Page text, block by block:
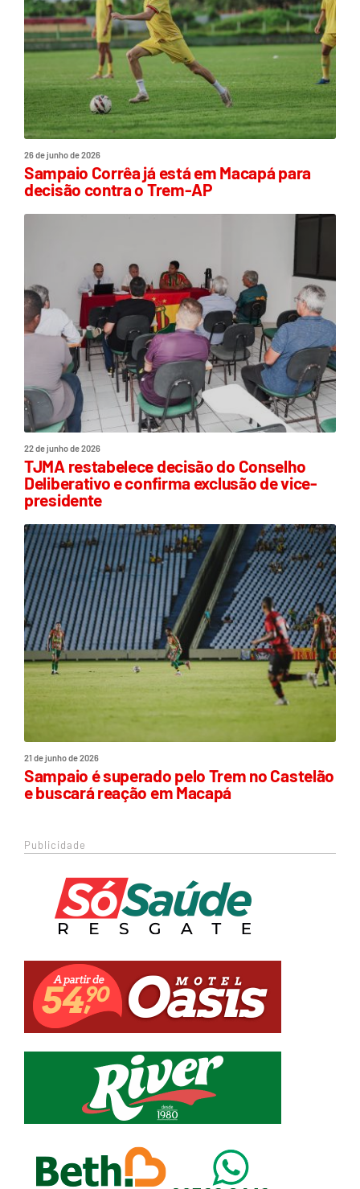
26 de junho de 2026
Sampaio Corrêa já está em Macapá para
decisão contra o Trem-AP
22 de junho de 2026
TJMA restabelece decisão do Conselho
Deliberativo e confirma exclusão de vice-
presidente
21 de junho de 2026
Sampaio é superado pelo Trem no Castelão
e buscará reação em Macapá
Publicidade